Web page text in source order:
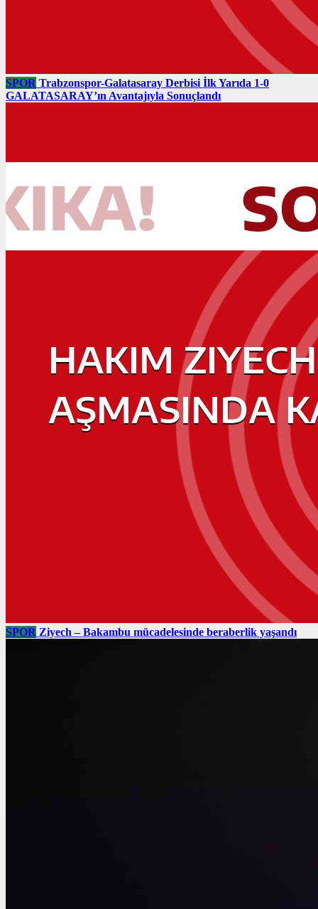
SPOR Trabzonspor-Galatasaray Derbisi İlk Yarıda 1-0
GALATASARAY’ın Avantajıyla Sonuçlandı
SPOR Ziyech – Bakambu mücadelesinde beraberlik yaşandı